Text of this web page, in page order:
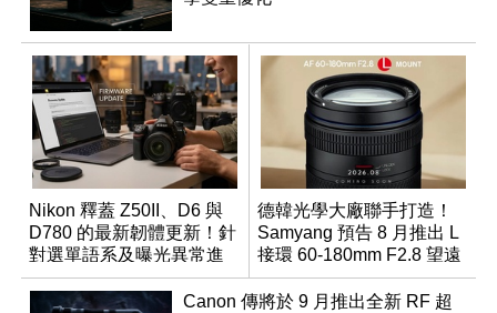
Nikon 釋蓋 Z50II、D6 與
D780 的最新韌體更新！針
對選單語系及曝光異常進
行修復
德韓光學大廠聯手打造！
Samyang 預告 8 月推出 L
接環 60-180mm F2.8 望遠
變焦鏡
Canon 傳將於 9 月推出全新 RF 超